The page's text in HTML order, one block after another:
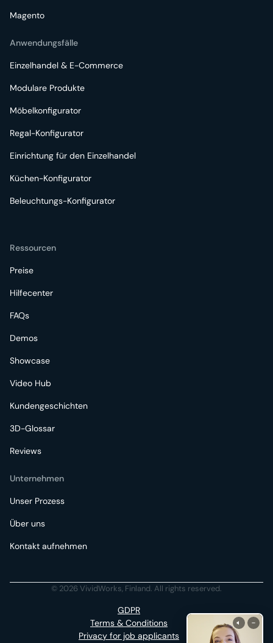
Magento
Anwendungsfälle
Einzelhandel & E-Commerce
Modulare Produkte
Möbelkonfigurator
Regal-Konfigurator
Einrichtung für den Einzelhandel
Küchen-Konfigurator
Beleuchtungs-Konfigurator
Ressourcen
Preise
Hilfecenter
FAQs
Demos
Showcase
Video Hub
Kundengeschichten
3D-Glossar
Reviews
Unternehmen
Unser Prozess
Über uns
Kontakt aufnehmen
© 2026 VividWorks, Finland. All rights reserved.
GDPR
Terms & Conditions
Privacy for job applicants